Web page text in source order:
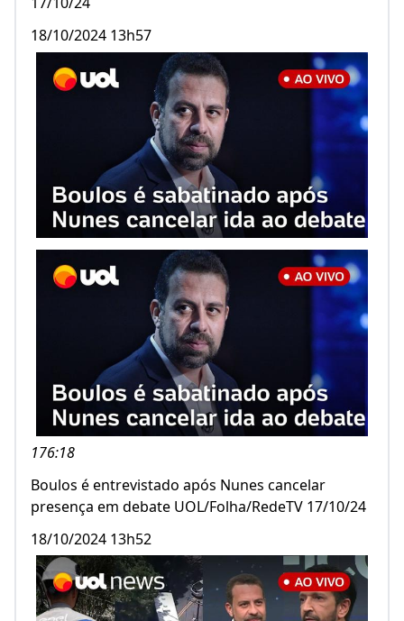
18/10/2024 13h57
176:18
Boulos é entrevistado após Nunes cancelar
presença em debate UOL/Folha/RedeTV 17/10/24
18/10/2024 13h52